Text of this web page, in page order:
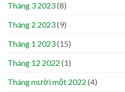
Tháng 3 2023(8)
Tháng 2 2023(9)
Tháng 1 2023(15)
Tháng 12 2022 (1)
Tháng mười một 2022 (4)